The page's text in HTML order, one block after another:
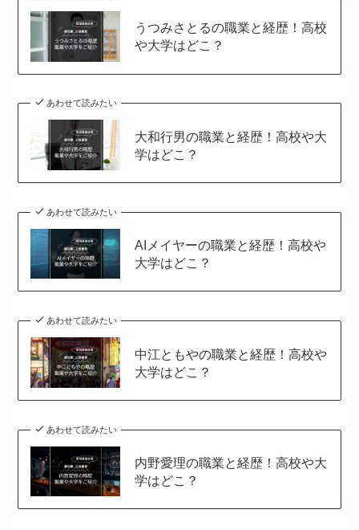
うつみさとるの職業と経歴！高校
や大学はどこ？
あわせて読みたい
大和行男の職業と経歴！高校や大
学はどこ？
あわせて読みたい
AIメイヤーの職業と経歴！高校や
大学はどこ？
あわせて読みたい
中江ともやの職業と経歴！高校や
大学はどこ？
あわせて読みたい
内野愛理の職業と経歴！高校や大
学はどこ？